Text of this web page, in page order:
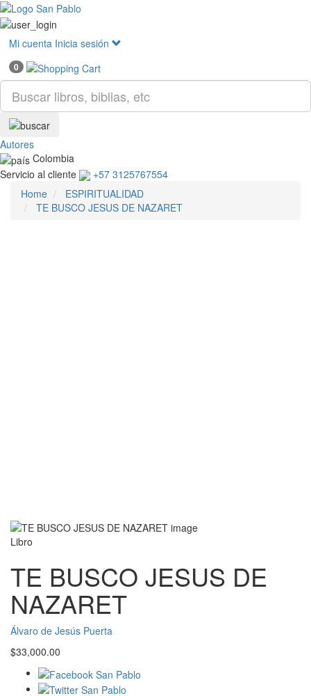
Mi cuenta Inicia sesión
0
Autores
Colombia
Servicio al cliente
+57 3125767554
Home
ESPIRITUALIDAD
TE BUSCO JESUS DE NAZARET
Libro
TE BUSCO JESUS DE
NAZARET
Álvaro de Jesús Puerta
$33,000.00